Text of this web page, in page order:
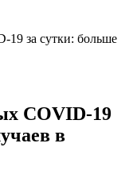
за сутки: больше
COVID-19
в